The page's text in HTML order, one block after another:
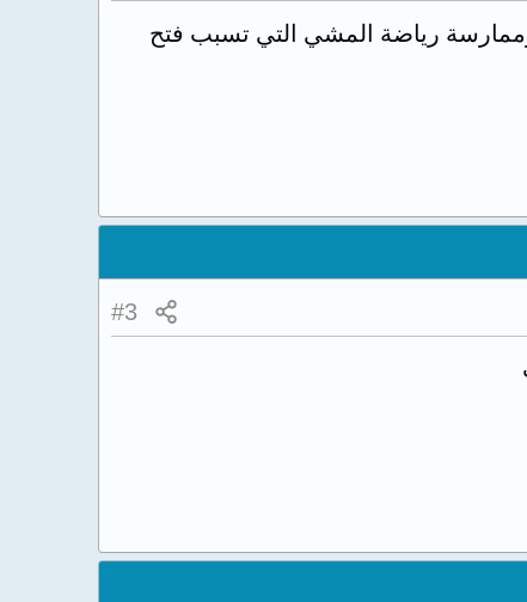
وممارسة رياضة المشي التي تسبب فتح
#3